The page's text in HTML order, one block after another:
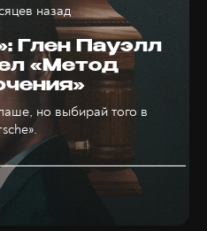
Глен Пауэлл
«Метод
но выбирай того в
назад